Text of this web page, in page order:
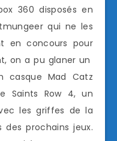
360 disposés en
qui ne les
en concours pour
on a pu glaner un
casque Mad Catz
Saints Row 4, un
les griffes de la
prochains jeux.